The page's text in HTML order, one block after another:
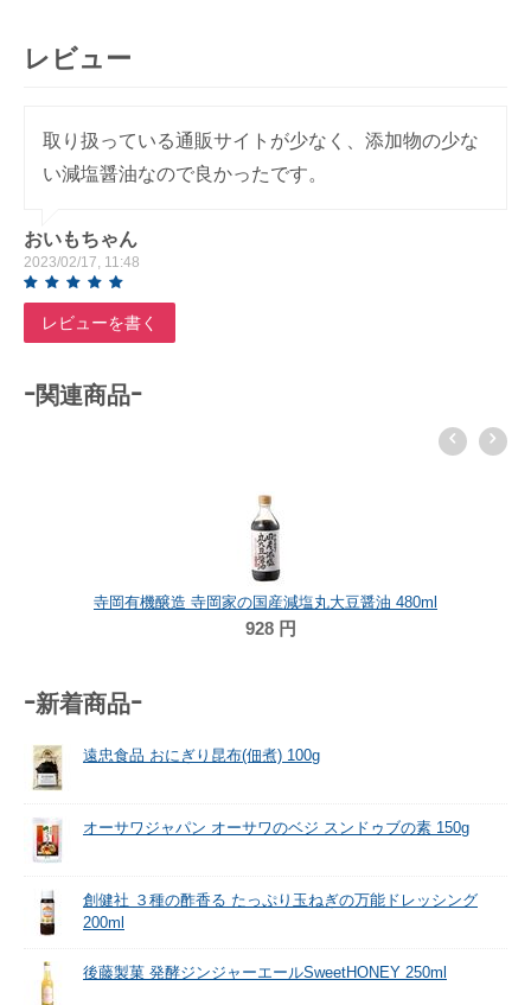
レビュー
取り扱っている通販サイトが少なく、添加物の少な
い減塩醤油なので良かったです。
おいもちゃん
2023/02/17, 11:48
レビューを書く
-関連商品-
寺岡有機醸造 寺岡家の国産減塩丸大豆醤油 480ml
928 円
-新着商品-
遠忠食品 おにぎり昆布(佃煮) 100g
オーサワジャパン オーサワのベジ スンドゥブの素 150g
創健社 ３種の酢香る たっぷり玉ねぎの万能ドレッシング
200ml
後藤製菓 発酵ジンジャーエールSweetHONEY 250ml